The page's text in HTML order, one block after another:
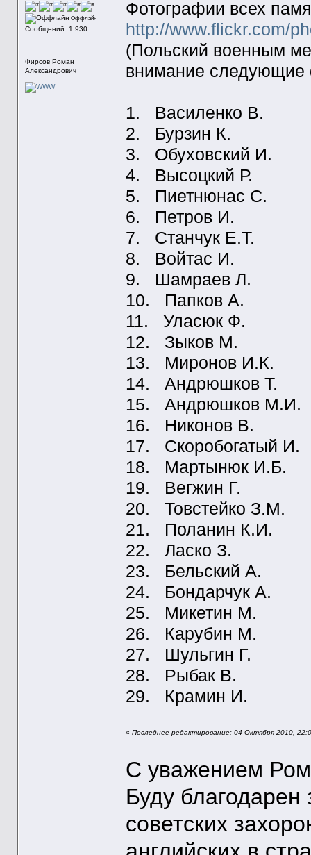
Оффлайн
Сообщений: 1 930
Фирсов Роман
Александрович
Фотографии всех
http://www.flickr.com/
(Польский военным
внимание
1. Василенко В.
2. Бурзин К.
3. Обуховский И.
4. Высоцкий Р.
5. Пиетнюнас С.
6. Петров И.
7. Станчук Е.Т.
8. Войтас И.
9. Шамраев Л.
10. Папков А.
11. Уласюк Ф.
12. Зыков М.
13. Миронов И.К.
14. Андрюшков Т.
15. Андрюшков М.И.
16. Никонов В.
17. Скоробогатый И.
18. Мартынюк И.Б.
19. Вегжин Г.
20. Товстейко З.М.
21. Поланин К.И.
22. Ласко З.
23. Бельский А.
24. Бондарчук А.
25. Микетин М.
26. Карубин М.
27. Шульгин Г.
28. Рыбак В.
29. Крамин И.
« Последнее редактирование: 04 Октября 2010,
С уважением
Буду
советских